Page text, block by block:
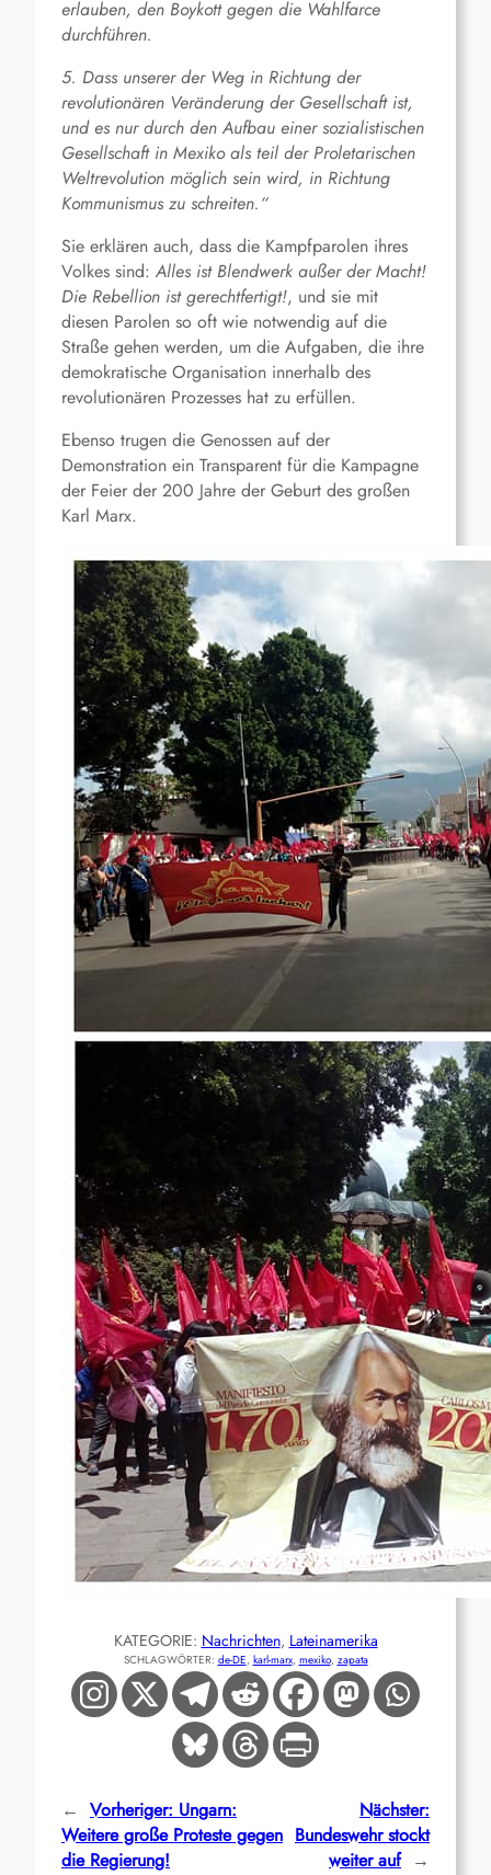
erlauben, den Boykott gegen die Wahlfarce
durchführen.
5. Dass unserer der Weg in Richtung der
revolutionären Veränderung der Gesellschaft ist,
und es nur durch den Aufbau einer sozialistischen
Gesellschaft in Mexiko als teil der Proletarischen
Weltrevolution möglich sein wird, in Richtung
Kommunismus zu schreiten.“
Sie erklären auch, dass die Kampfparolen ihres
Volkes sind: Alles ist Blendwerk außer der Macht!
Die Rebellion ist gerechtfertigt!, und sie mit
diesen Parolen so oft wie notwendig auf die
Straße gehen werden, um die Aufgaben, die ihre
demokratische Organisation innerhalb des
revolutionären Prozesses hat zu erfüllen.
Ebenso trugen die Genossen auf der
Demonstration ein Transparent für die Kampagne
der Feier der 200 Jahre der Geburt des großen
Karl Marx.
KATEGORIE: Nachrichten, Lateinamerika
SCHLAGWÖRTER: de-DE, karl-marx, mexiko, zapata
← Vorheriger: Ungarn:
Weitere große Proteste gegen
die Regierung!
Nächster:
Bundeswehr stockt
weiter auf →